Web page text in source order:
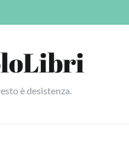
è desistenza.